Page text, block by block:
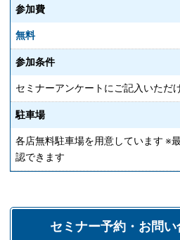
参加費
無料
参加条件
セミナーアンケートにご記入いただ
駐車場
各店無料駐車場を用意しています ※
認できます
セミナー予約・お問